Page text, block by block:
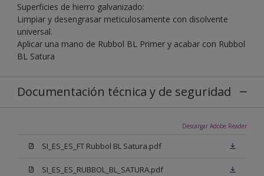
Superficies de hierro galvanizado:
Limpiar y desengrasar meticulosamente con disolvente
universal.
Aplicar una mano de Rubbol BL Primer y acabar con Rubbol
BL Satura
Documentación técnica y de seguridad
Descargar Adobe Reader
SI_ES_ES_FT Rubbol BL Satura.pdf
SI_ES_ES_RUBBOL_BL_SATURA.pdf